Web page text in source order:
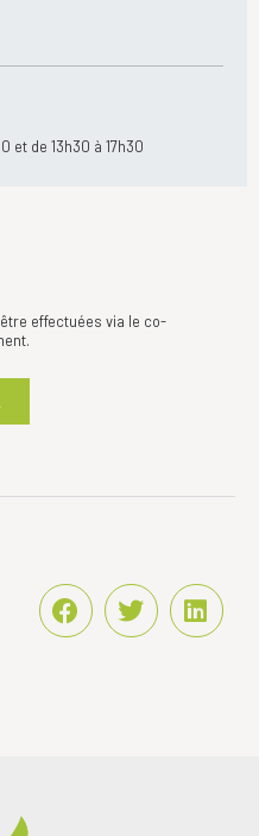
effectuées via le co-
et de 13h30 à 17h30